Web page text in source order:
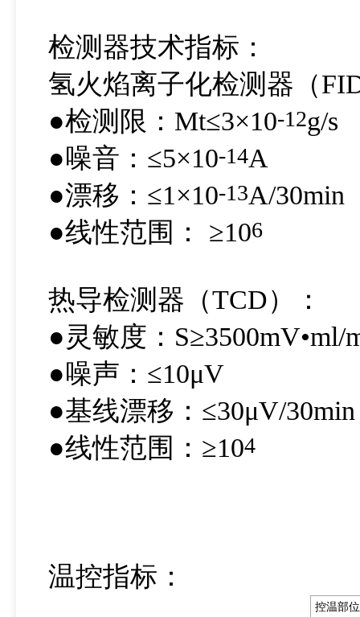
检测器技术指标：
氢火焰离子化检测器（
●检测限：Mt≤3×10-12g/s
●噪音：≤5×10-14A
●漂移：≤1×10-13A/30min
●线性范围： ≥106
热导检测器（TCD）：
●灵敏度：
●噪声：≤10μV
●基线漂移：≤30μV/30min
●线性范围：≥104
温控指标：
控温部位